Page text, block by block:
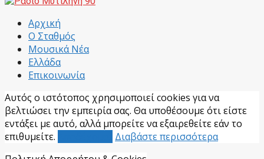
Αρχική
Ο Σταθμός
Μουσικά Νέα
Ελλάδα
Επικοινωνία
Αυτός ο ιστότοπος χρησιμοποιεί cookies για να
βελτιώσει την εμπειρία σας. Θα υποθέσουμε ότι είστε
εντάξει με αυτό, αλλά μπορείτε να εξαιρεθείτε εάν το
επιθυμείτε.
Διαβάστε περισσότερα